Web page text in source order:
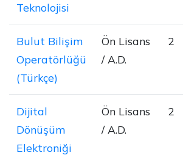
Teknolojisi
Bulut Bilişim
Operatörlüğü
(Türkçe)
Ön Lisans
/ A.D.
2
Dijital
Dönüşüm
Elektroniği
Ön Lisans
/ A.D.
2